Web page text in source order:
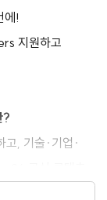
에!
지원하고
, 기술·기업·